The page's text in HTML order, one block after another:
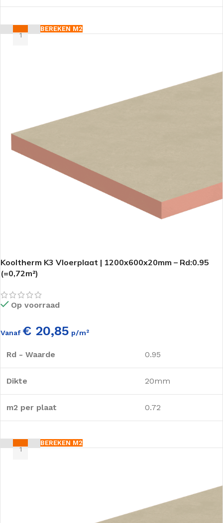
BEREKEN M2
Kooltherm K3 Vloerplaat | 1200x600x20mm – Rd:0.95
(=0,72m²)
Op voorraad
Vanaf € 20,85 p/m²
Rd - Waarde 0.95
Dikte 20mm
m2 per plaat 0.72
BEREKEN M2